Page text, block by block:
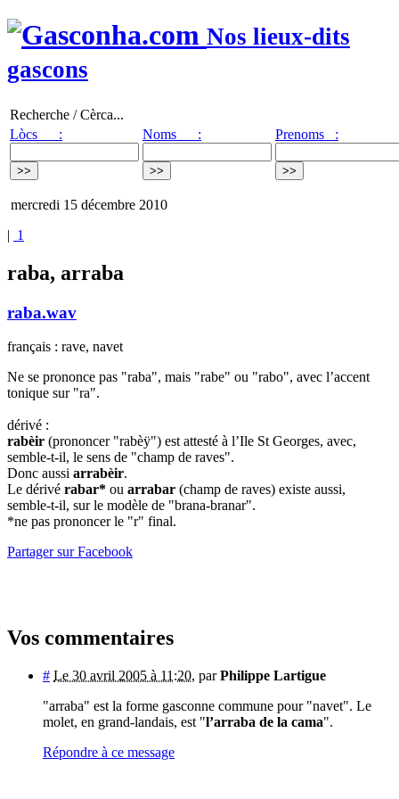
Nos lieux-dits
gascons
Recherche / Cèrca...
Lòcs :
Noms : Prenoms :
mercredi 15 décembre 2010
| 1
raba, arraba
raba.wav
français : rave, navet
Ne se prononce pas "raba", mais "rabe" ou "rabo", avec l’accent
tonique sur "ra".
dérivé :
rabèir (prononcer "rabèÿ") est attesté à l’Ile St Georges, avec,
semble-t-il, le sens de "champ de raves".
Donc aussi arrabèir.
Le dérivé rabar* ou arrabar (champ de raves) existe aussi,
semble-t-il, sur le modèle de "brana-branar".
*ne pas prononcer le "r" final.
Partager sur Facebook
Vos commentaires
# Le 30 avril 2005 à 11:20, parPhilippe Lartigue
"arraba" est la forme gasconne commune pour "navet". Le
molet, en grand-landais, est "l’arraba de la cama".
Répondre à ce message